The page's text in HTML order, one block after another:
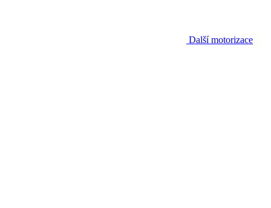
Další motorizace